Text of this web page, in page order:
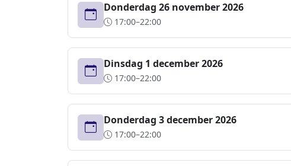
Donderdag 26 november 2026
17:00–22:00
Dinsdag 1 december 2026
17:00–22:00
Donderdag 3 december 2026
17:00–22:00